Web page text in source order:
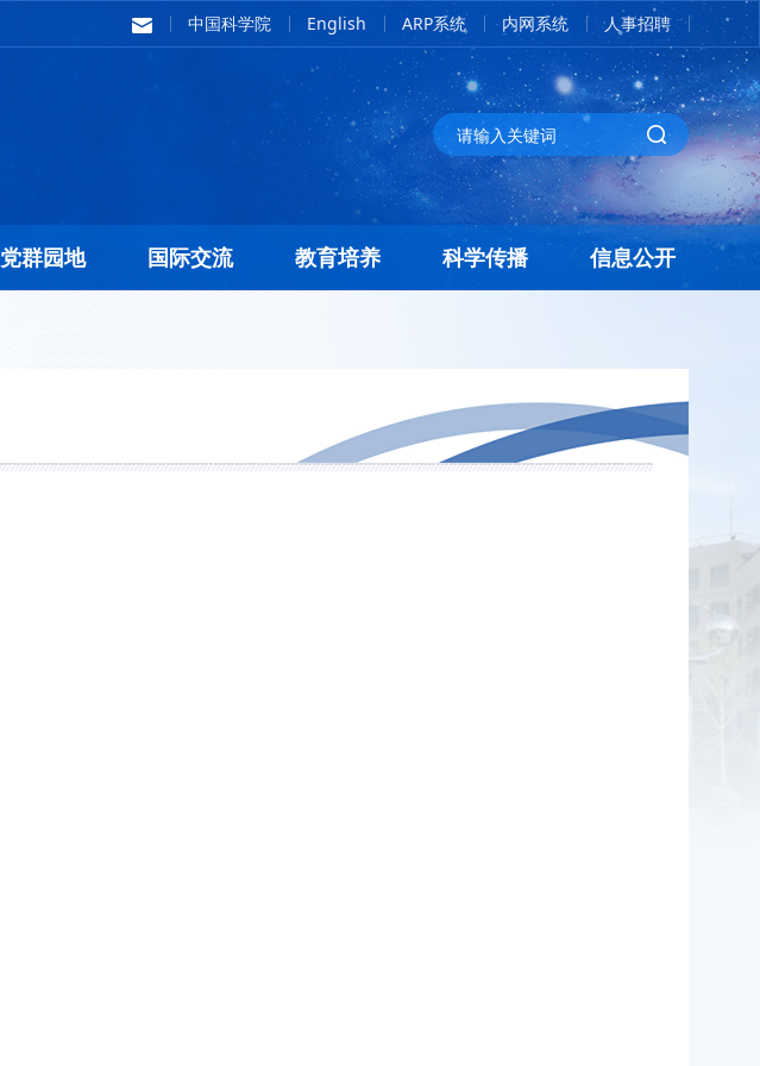
中国科学院 English ARP系统 内网系统 人事招聘
党群园地 国际交流 教育培养 科学传播 信息公开